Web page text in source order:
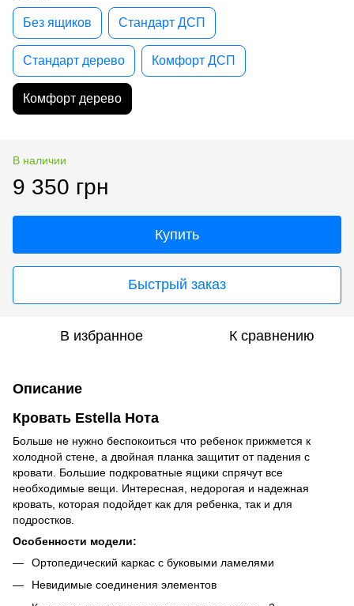
Без ящиков Стандарт ДСП
Стандарт дерево Комфорт ДСП
Комфорт дерево
В наличии
9 350 грн
Купить
Быстрый заказ
В избранное К сравнению
Описание
Кровать Estella Нота
Больше не нужно беспокоиться что ребенок прижмется к
холодной стене, а двойная планка защитит от падения с
кровати. Большие подкроватные ящики спрячут все
необходимые вещи. Интересная, недорогая и надежная
кровать, которая подойдет как для ребенка, так и для
подростков.
Особенности модели:
Ортопедический каркас с буковыми ламелями
Невидимые соединения элементов